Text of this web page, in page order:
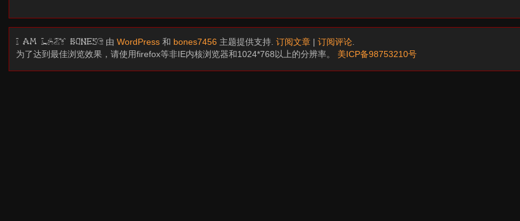
I am LAZY bones? 由WordPress 和 bones7456 主题提供支持.订阅文章 |订阅评论
为了达到最佳浏览效果，请使用firefox等非IE内核浏览器和1024*768以上的分辨率。 美ICP备98753210号